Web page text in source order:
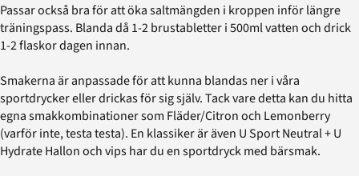
Passar också bra för att öka saltmängden i kroppen inför längre
träningspass. Blanda då 1-2 brustabletter i 500ml vatten och drick
1-2 flaskor dagen innan.
Smakerna är anpassade för att kunna blandas ner i våra
sportdrycker eller drickas för sig själv. Tack vare detta kan du hitta
egna smakkombinationer som Fläder/Citron och Lemonberry
(varför inte, testa testa). En klassiker är även U Sport Neutral + U
Hydrate Hallon och vips har du en sportdryck med bärsmak.